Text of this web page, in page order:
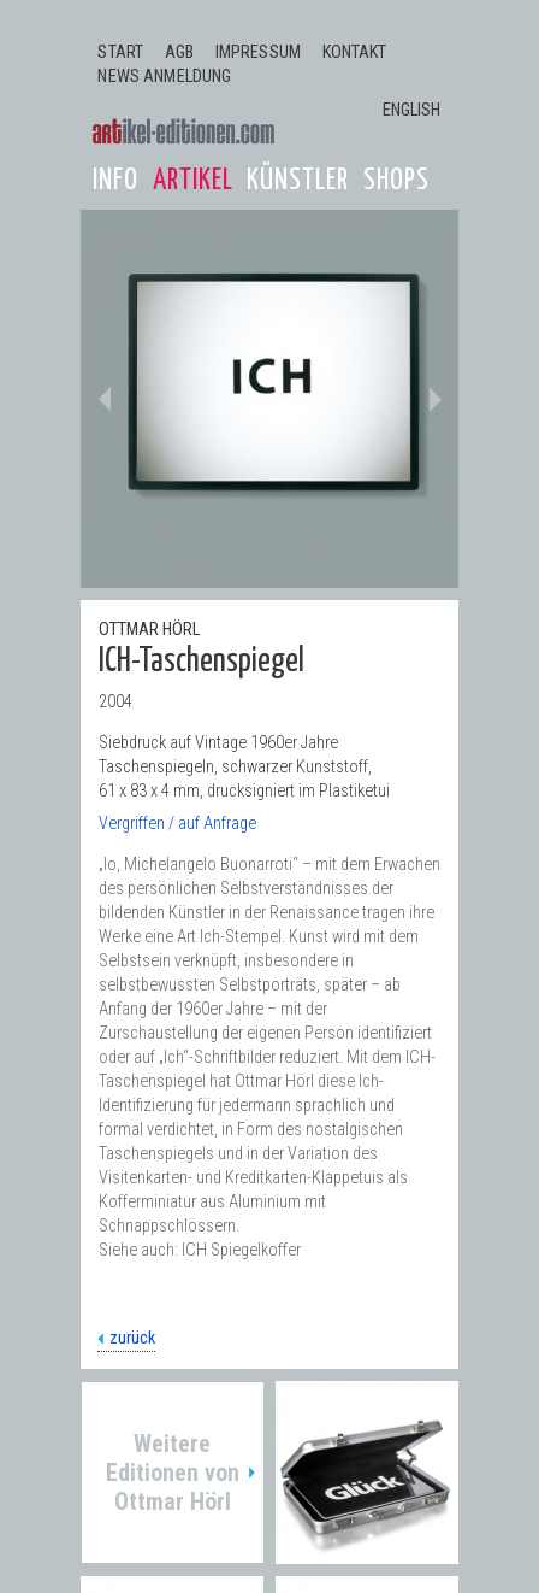
START
AGB IMPRESSUM
KONTAKT
NEWS ANMELDUNG
ENGLISH
INFO ARTIKEL KÜNSTLER SHOPS
OTTMAR HÖRL
ICH-Taschenspiegel
2004
Siebdruck auf Vintage 1960er Jahre
Taschenspiegeln, schwarzer Kunststoff,
61 x 83 x 4 mm, drucksigniert im Plastiketui
Vergriffen / auf Anfrage
„Io, Michelangelo Buonarroti“ – mit dem Erwachen
des persönlichen Selbstverständnisses der
bildenden Künstler in der Renaissance tragen ihre
Werke eine Art Ich-Stempel. Kunst wird mit dem
Selbstsein verknüpft, insbesondere in
selbstbewussten Selbstporträts, später – ab
Anfang der 1960er Jahre – mit der
Zurschaustellung der eigenen Person identifiziert
oder auf „Ich“-Schriftbilder reduziert. Mit dem ICH-
Taschenspiegel hat Ottmar Hörl diese Ich-
Identifizierung für jedermann sprachlich und
formal verdichtet, in Form des nostalgischen
Taschenspiegels und in der Variation des
Visitenkarten- und Kreditkarten-Klappetuis als
Kofferminiatur aus Aluminium mit
Schnappschlössern.
Siehe auch: ICH Spiegelkoffer
zurück
Weitere
Editionen von
Ottmar Hörl